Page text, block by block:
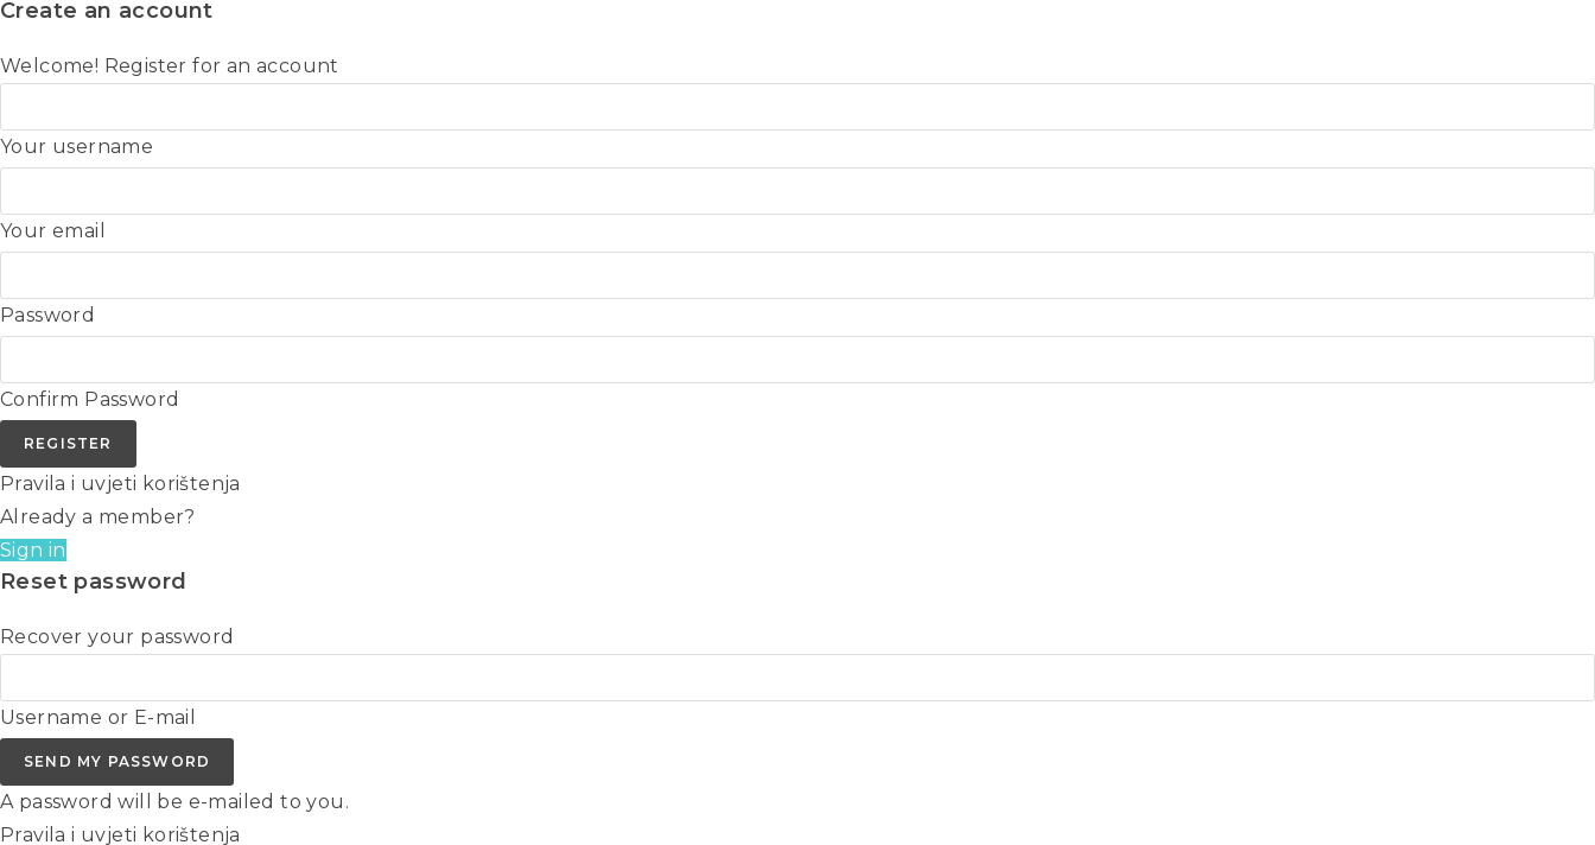
Create an account
Welcome! Register for an account
Your username
Your email
Password
Confirm Password
REGISTER
Pravila i uvjeti korištenja
Already a member?
Sign in
Reset password
Recover your password
Username or E-mail
SEND MY PASSWORD
A password will be e-mailed to you.
Pravila i uvjeti korištenja